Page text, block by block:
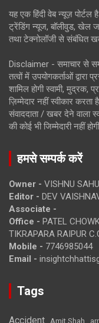
यह एक हिंदी वेब न्यूज़
ट्रेंडिंग न्यूज, बॉलीवुड, खेल
तथा टेक्नोलॉजी से संबंधित
Disclaimer - समाचार से
तत्वों में उपयोगकर्ताओं द्वारा
शामिल होगी स्वामी,
ज़िम्मेदार नहीं स्वीकार
संवाददाता / खबर देने वाला
की कोई भी जिम्मेदारी नहीं
हमसे सम्पर्क करें
Owner - VISHNU SAHU
Editor - DEV
Associate -
Office - PATEL
TIKRAPARA RAIPUR
Mobile - 7746985044
Email -
Tags
Accident Amit Shah